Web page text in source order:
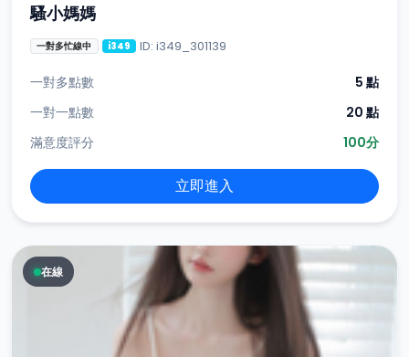
騷小媽媽
一對多忙線中 i349 ID: i349_301139
一對多點數
5 點
一對一點數
20 點
滿意度評分
100分
立即進入
在線